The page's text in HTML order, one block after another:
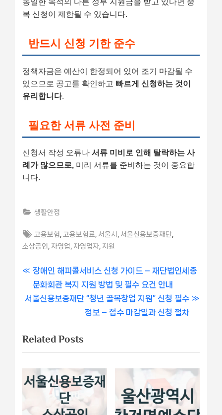
동일한 목적의 다른 정부 지원금을 받고 있다면 중
복 신청이 제한될 수 있습니다.
반드시 신청 기한 준수
정책자금은 예산이 한정되어 있어 조기 마감될 수
있으므로 공고를 확인하고 빠르게 신청하는 것이
유리합니다.
필요한 서류 사전 준비
신청서 작성 오류나 서류 미비로 인해 탈락하는 사
례가 많으므로, 미리 서류를 준비하는 것이 중요합
니다.
생활안정
Tags:
고용보험 고용보험료 서울시 서울신용보증재단
소상공인
자영업 자영업자 지원
글
내
게
이
션
P
r
e
o
u
s
P
장애인 해피콜서비스 신청 가이드 – 재단법인세종
문화회관 복지 지원 방법 및 필수 요건 안내
N
t
P
o
s
서울신용보증재단 “청년 골목창업 지원” 신청 필수
정보 – 접수 마감일과 신청 절차
Related Posts